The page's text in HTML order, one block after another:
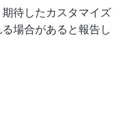
待したカスタマイズ
場合があると報告し